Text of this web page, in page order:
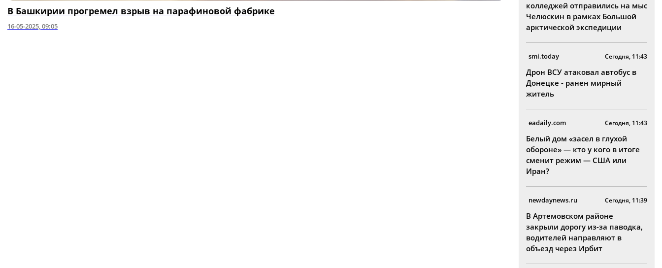
В Башкирии прогремел взрыв на парафиновой фабрике
16-05-2025, 09:05
колледжей отправились на мыс
Челюскин в рамках Большой
арктической экспедиции
smi.today Сегодня, 11:43
Дрон ВСУ атаковал автобус в
Донецке - ранен мирный
житель
eadaily.com Сегодня, 11:43
Белый дом «засел в глухой
обороне» — кто у кого в итоге
сменит режим — США или
Иран?
newdaynews.ru Сегодня, 11:39
В Артемовском районе
закрыли дорогу из-за паводка,
водителей направляют в
объезд через Ирбит